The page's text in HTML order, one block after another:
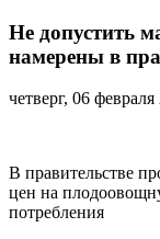
допустить
ценами
в
Не допустить
намерены в
четверг, 06
В правительстве
цен на
потребления